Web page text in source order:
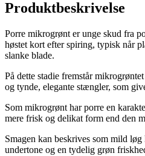
Produktbeskrivelse
Porre mikrogrønt er unge skud fra
høstet kort efter spiring, typisk når
slanke blade.
På dette stadie fremstår
og tynde, elegante stængler, som
Som mikrogrønt har porre en
mere frisk og delikat form end den
Smagen kan beskrives som mild
undertone og en tydelig grøn